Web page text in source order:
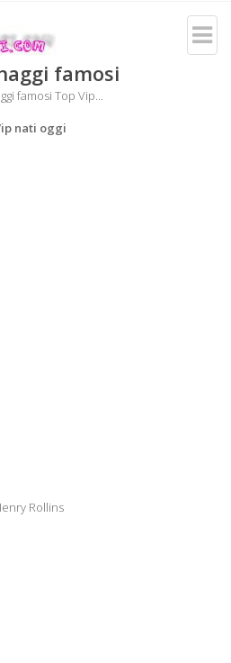
famosi
famosi Top Vip...
nati oggi
Rollins